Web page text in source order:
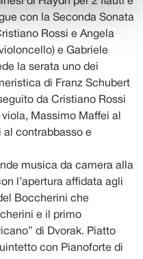
con la Seconda Sonata
Rossi e Angela
e Gabriele
la serata uno dei
di Franz Schubert
da Cristiano Rossi
Massimo Maffei al
al contrabbasso e
musica da camera alla
l’apertura affidata agli
Boccherini che
e il primo
di Dvorak. Piatto
con Pianoforte di